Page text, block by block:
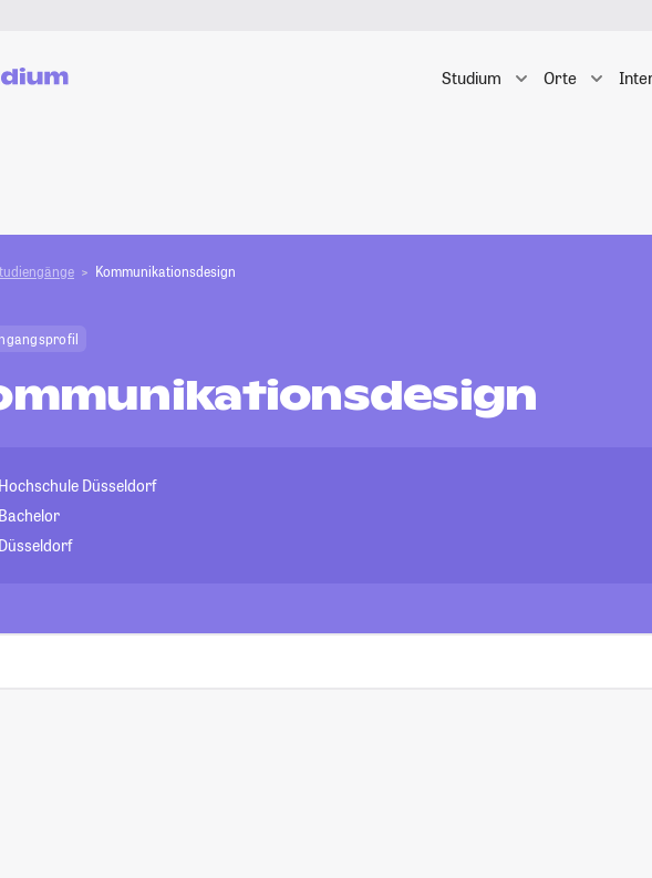
Studium Orte
Kommunikationsdesign
Hochschule Düsseldorf
Bachelor
Düsseldorf